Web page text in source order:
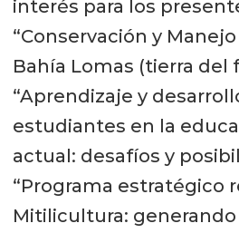
interés para los
“Conservación y
Bahía Lomas (tierra del
“Aprendizaje y
estudiantes en la
actual: desafíos y
“Programa estratégico
Mitilicultura: generando